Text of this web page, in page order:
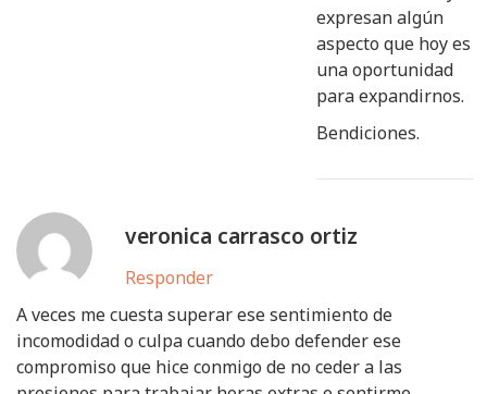
expresan algún
aspecto que hoy es
una oportunidad
para expandirnos.
Bendiciones.
veronica carrasco ortiz
Responder
A veces me cuesta superar ese sentimiento de
incomodidad o culpa cuando debo defender ese
compromiso que hice conmigo de no ceder a las